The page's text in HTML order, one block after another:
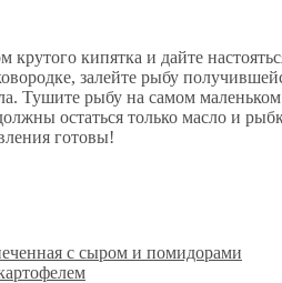
крутого кипятка и дайте
залейте рыбу
Тушите рыбу на самом
остаться только масло и
готовы!
с сыром и помидорами